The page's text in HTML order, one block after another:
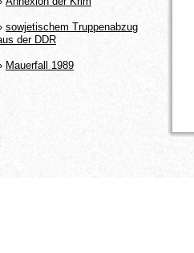
sowjetischem Truppenabzug
der DDR
Mauerfall 1989